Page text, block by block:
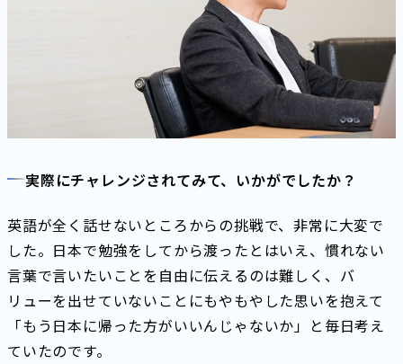
実際にチャレンジされてみて、いかがでしたか？
英語が全く話せないところからの挑戦で、非常に大変で
した。日本で勉強をしてから渡ったとはいえ、慣れない
言葉で言いたいことを自由に伝えるのは難しく、バ
リューを出せていないことにもやもやした思いを抱えて
「もう日本に帰った方がいいんじゃないか」と毎日考え
ていたのです。